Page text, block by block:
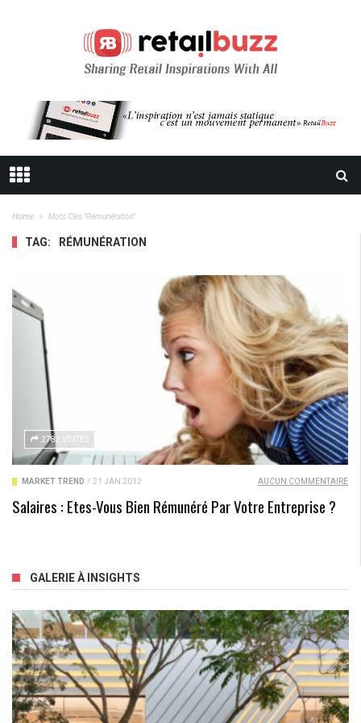
Home Mots Clés "rémunération"
TAG: RÉMUNÉRATION
2782 VISITES
MARKET TREND / 21 JAN 2012 AUCUN COMMENTAIRE
Salaires : Etes-Vous Bien Rémunéré Par Votre Entreprise ?
GALERIE À INSIGHTS